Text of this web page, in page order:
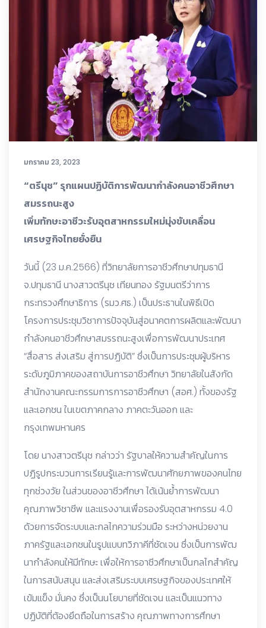
มกราคม 23, 2023
“ตรีนุช” รุกแผนปฏิบัติการพัฒนากําลังคนอาชีวศึกษา
สมรรถนะสูง
เพิ่มทักษะอาชีวะรับอุตสาหกรรมใหม่มุ่งขับเคลื่อน
เศรษฐกิจไทยยั่งยืน
วันนี้ (23 ม.ค.2566) ที่วิทยาลัยการอาชีวศึกษาปทุมธานี
จ.ปทุมธานี นางสาวตรีนุช เทียนทอง รัฐมนตรีว่าการ
กระทรวงศึกษาธิการ (รมว.ศธ.) เป็นประธานในพิธีเปิด
โครงการประชุมวิชาการปัจจุบันสู่อนาคตการผลิตและพัฒนา
กําลังคนอาชีวศึกษาสมรรถนะสูงเพื่อการพัฒนาประเทศ
“สื่อสาร ส่งเสริม สู่การปฏิบัติ” ซึ่งเป็นการประชุมผู้บริหาร
ระดับภูมิภาคของสถาบันการอาชีวศึกษา วิทยาลัยในสังกัด
สำนักงานคณะกรรมการการอาชีวศึกษา (สอศ.) ทั้งของรัฐ
และเอกชน ในเขตภาคกลาง ภาคตะวันออก และ
กรุงเทพมหานคร
โดย นางสาวตรีนุช กล่าวว่า รัฐบาลให้ความสําคัญในการ
ปฏิรูปกระบวนการเรียนรู้และการพัฒนาศักยภาพของคนไทย
ทุกช่วงวัย ในส่วนของอาชีวศึกษา ได้เน้นย้ำการพัฒนา
คุณภาพวิชาชีพ และแรงงานเพื่อรองรับอุตสาหกรรม 4.0
ด้วยการจัดระบบและกลไกความร่วมมือ ระหว่างหน่วยงาน
ภาครัฐและเอกชนในรูปแบบทวิภาคีที่ชัดเจน ซึ่งเป็นการพัฒ
นากําลังคนให้มีทักษะ เพื่อให้การอาชีวศึกษาเป็นกลไกสําคัญ
ในการสนับสนุน และส่งเสริมระบบเศรษฐกิจของประเทศให้
เข้มแข็ง มั่นคง ซึ่งเป็นนโยบายที่ชัดเจน และเป็นแนวทาง
ปฏิบัติที่ต้องยึดถือในการสร้าง คุณภาพทางการศึกษา